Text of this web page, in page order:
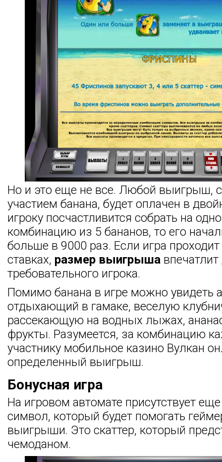
Но и это еще не все. Любой выигрыш,
участием банана, будет оплачен в
игроку посчастливится собрать на
комбинацию из 5 бананов, то его
больше в 9000 раз. Если игра
ставках, размер выигрыша
требовательного игрока.
Помимо банана в игре можно увидеть
отдыхающий в гамаке, веселую
рассекающую на водных лыжах,
фрукты. Разумеется, за комбинацию
участнику мобильное казино Вулкан
определенный выигрыш.
Бонусная игра
На игровом автомате присутствует
символ, который будет помогать
выигрыши. Это скаттер, который
чемоданом.